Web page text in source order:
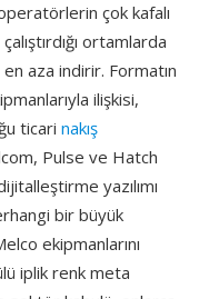
çok kafalı
ortamlarda
aza indirir. Formatın
ilişkisi,
ticari nakış
Pulse ve Hatch
yazılımı
bir büyük
ekipmanlarını
iplik renk meta